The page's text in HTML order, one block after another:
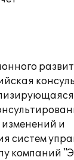
и
систем
компаний